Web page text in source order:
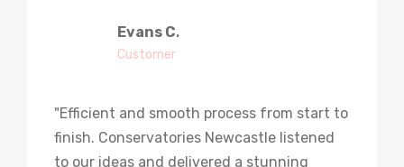
Evans C.
Customer
"Efficient and smooth process from start to
finish. Conservatories Newcastle listened
to our ideas and delivered a stunning